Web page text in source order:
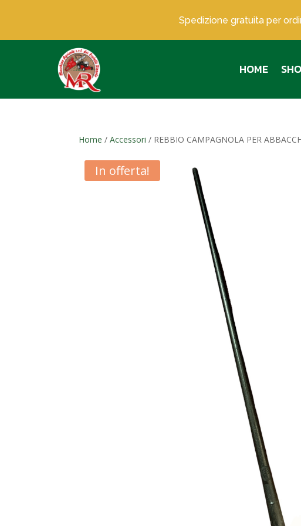
Spedizione gratuita per
HOME
Home /Accessori / REBBIO CAMPAGNOLA PER
In offerta!